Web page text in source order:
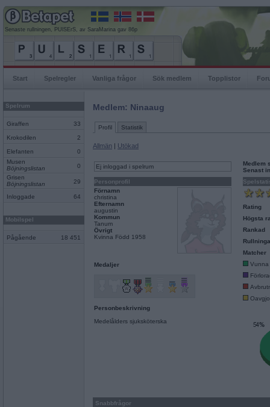
Senaste rullningen, PUlSErS, av SaraMarina gav 86p
Start Spelregler Vanliga frågor Sök medlem Topplistor
Spelrum
Giraffen 33
Krokodilen 2
Elefanten
0
Musen
Böjningslistan
0
Grisen
Böjningslistan
29
Inloggade 64
Mobilspel
Pågående 18 451
Medlem: Ninaaug
Profil Statistik
Allmän | Utökad
Ej inloggad i spelrum
Personprofil
Förnamn
christina
Efternamn
augustin
Kommun
Tanum
Övrigt
Kvinna Född 1958
Medaljer
Personbeskrivning
Medelålders sjuksköterska
Medlem
Senast
Rating
Högsta
Rankad
Matcher
Vunna
Snabbfrågor